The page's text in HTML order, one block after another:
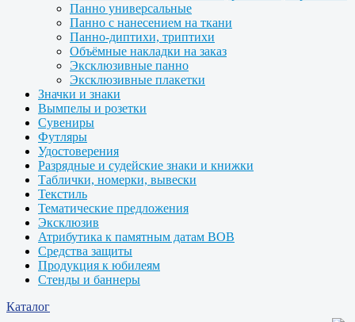
Панно универсальные
Панно с нанесением на ткани
Панно-диптихи, триптихи
Объёмные накладки на заказ
Эксклюзивные панно
Эксклюзивные плакетки
Значки и знаки
Вымпелы и розетки
Сувениры
Футляры
Удостоверения
Разрядные и судейские знаки и книжки
Таблички, номерки, вывески
Текстиль
Тематические предложения
Эксклюзив
Атрибутика к памятным датам ВОВ
Средства защиты
Продукция к юбилеям
Стенды и баннеры
Каталог